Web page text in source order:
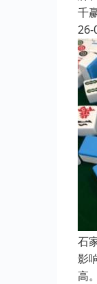
千
26-
石
影
高